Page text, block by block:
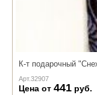
К-т подарочный
Арт.32907
Цена от 441 руб.